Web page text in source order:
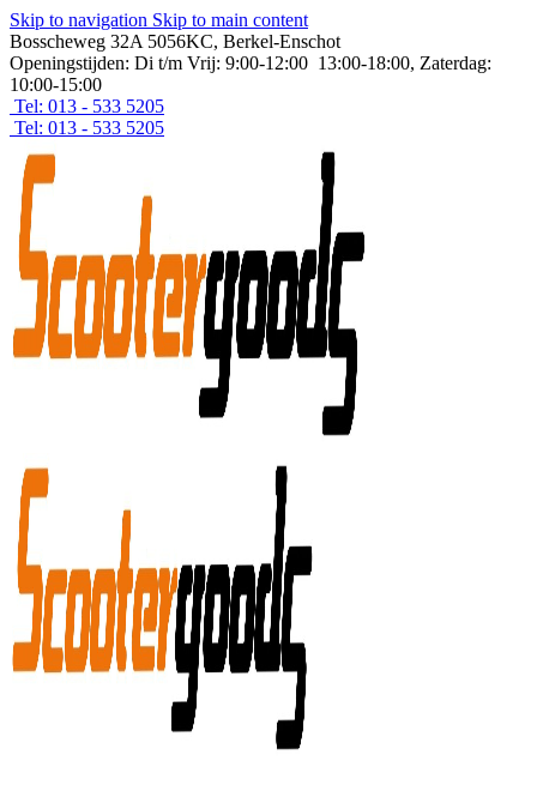
Skip to navigation Skip to main content
Bosscheweg 32A 5056KC, Berkel-Enschot
Openingstijden: Di t/m Vrij: 9:00-12:00 13:00-18:00, Zaterdag:
10:00-15:00
Tel: 013 - 533 5205
Tel: 013 - 533 5205